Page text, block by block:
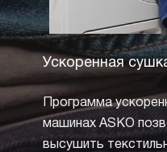
Ускоренная
Программа
машинах ASKO
высушить